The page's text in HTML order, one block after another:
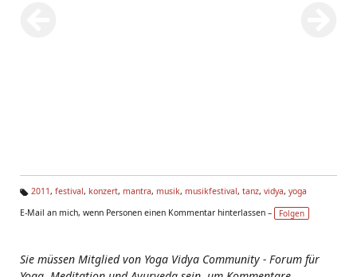
g
2011 , festival, konzert, mantra, musik, musikfestival, tanz, vidya, yoga
E-Mail an mich, wenn Personen einen Kommentar hinterlassen –
Folgen
Sie müssen Mitglied von Yoga Vidya Community - Forum für